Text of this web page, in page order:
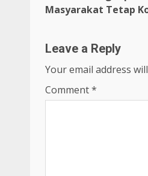
Reading
Masyarakat Tetap
Leave a Reply
Your email address
Comment*